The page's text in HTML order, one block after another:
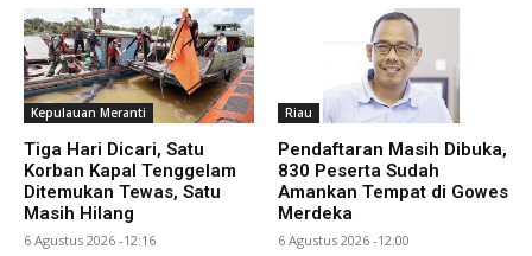
Kepulauan Meranti
Tiga Hari Dicari, Satu
Korban Kapal Tenggelam
Ditemukan Tewas, Satu
Masih Hilang
6 Agustus 2026 -12:16
Riau
Pendaftaran Masih Dibuka,
830 Peserta Sudah
Amankan Tempat di Gowes
Merdeka
6 Agustus 2026 -12:00